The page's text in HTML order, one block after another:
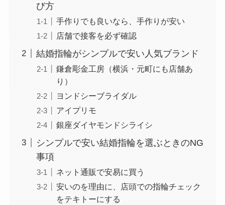
び方
手作りでも良いなら、手作りが安い
店舗で接客を必ず確認
結婚指輪がシンプルで安い人気ブランド
鎌倉彫金工房（横浜・元町にも店舗あ
り）
ヨンドシーブライダル
アイプリモ
銀座ダイヤモンドシライシ
シンプルで安い結婚指輪を選ぶときのNG
事項
ネット通販で安易に買う
安いのを理由に、店頭での指輪チェック
をテキトーにする